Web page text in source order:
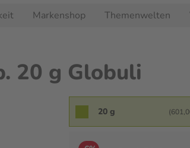
Markenshop Themenwelten
20 g Globuli
20 g